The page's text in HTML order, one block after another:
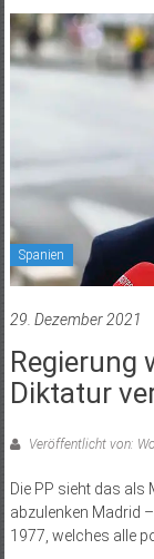
Spanien
29. Dezember 2021
Regierung
Diktatur
Veröffentlicht von:
Die PP sieht das
abzulenken Madrid
1977, welches alle